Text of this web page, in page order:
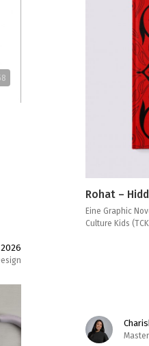
Rohat –
Eine Graphic
Culture Kids
Master